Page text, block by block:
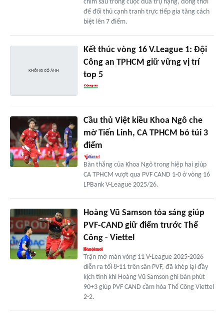
chìm sâu trong cuộc đua trụ hạng, đồng thời
để đối thủ cạnh tranh trực tiếp gia tăng cách
biệt lên 7 điểm.
Kết thúc vòng 16 V.League 1: Đội
Công an TPHCM giữ vững vị trí
top 5
Cầu thủ Việt kiều Khoa Ngô che
mờ Tiến Linh, CA TPHCM bỏ túi 3
điểm
Bàn thắng của Khoa Ngô trong hiệp hai giúp
CA TPHCM vượt qua PVF CAND 1-0 ở vòng 16
LPBank V-League 2025/26.
Hoàng Vũ Samson tỏa sáng giúp
PVF-CAND giữ điểm trước Thể
Công - Viettel
Trận mở màn vòng 11 V-League 2025-2026
diễn ra tối 8-11 trên sân PVF, đã khép lại đầy
kịch tính khi Hoàng Vũ Samson ghi bàn phút
90+3 giúp PVF CAND cầm hòa Thể Công Viettel
2-2.